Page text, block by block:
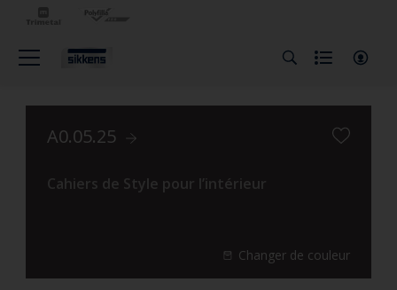
A0.05.25
Cahiers de Style pour l’intérieur
Changer de couleur